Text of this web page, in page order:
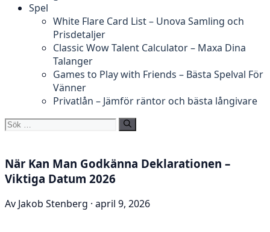
Spel
White Flare Card List – Unova Samling och
Prisdetaljer
Classic Wow Talent Calculator – Maxa Dina
Talanger
Games to Play with Friends – Bästa Spelval För
Vänner
Privatlån – Jämför räntor och bästa långivare
Sök
När Kan Man Godkänna Deklarationen –
Viktiga Datum 2026
Av Jakob Stenberg · april 9, 2026